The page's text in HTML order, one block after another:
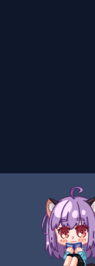
Unknown
Chapter29.1
Unknown